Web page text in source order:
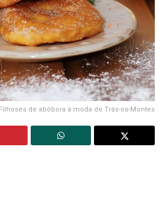
Filhoses de abóbora à moda de Trás-os-Montes